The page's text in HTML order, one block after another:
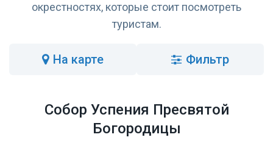
окрестностях, которые стоит посмотреть
туристам.
на карте Фильтр
Собор Успения Пресвятой
Богородицы